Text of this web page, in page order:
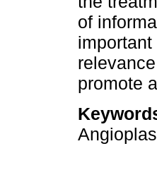
of
promote